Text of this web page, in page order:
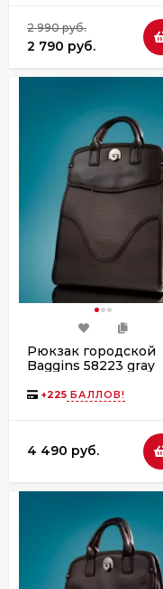
2 990 руб.
2 790 руб.
Рюкзак городской
Baggins 58223 gray
+225 БАЛЛОВ!
4 490 руб.